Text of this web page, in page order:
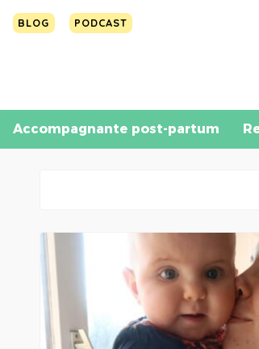
Accompagnante post-partum
BLOG PODCAST